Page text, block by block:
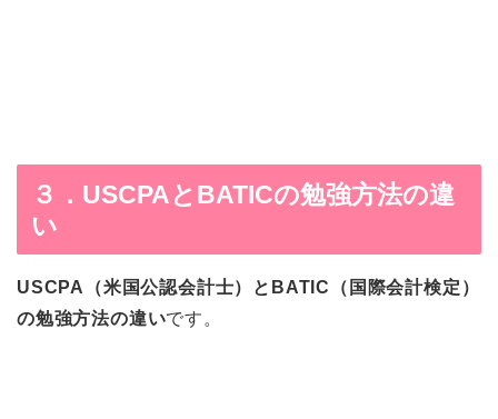
３．USCPAとBATICの勉強方法の違
い
USCPA（米国公認会計士）とBATIC（国際会計検定）
の勉強方法の違いです。